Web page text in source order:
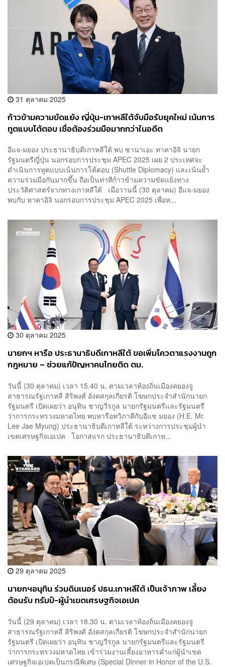
31 ตุลาคม 2025
ก้าวข้ามความขัดแย้ง ญี่ปุ่น-เกาหลีใต้จับมือรับยุคใหม่ เน้นการ
ทูตแบบโต้ตอบ เชื่อต้องร่วมมือมากกว่าในอดีต
อีแจ-มยอง ประธานาธิบดีเกาหลีใต้ พบ ซานาเอะ ทาคาอิจิ นายก
รัฐมนตรีญี่ปุ่น นอกรอบการประชุม APEC 2025 เผย 2 ประเทศจะ
ดำเนินการทูตแบบเน้นการโต้ตอบ (Shuttle Diplomacy) และเน้นย้ำ
ความร่วมมือกันมากขึ้น ถือเป็นท่าทีก้าวข้ามความขัดแย้งทาง
ประวัติศาสตร์จากทางเกาหลีใต้ เมื่อวานนี้ (30 ตุลาคม) อีแจ-มยอง
พบกับ ทาคาอิจิ นอกรอบการประชุม APEC 2025 เพื่อห...
30 ตุลาคม 2025
นายกฯ หารือ ประธานาธิบดีเกาหลีใต้ ขอเพิ่มโควตาแรงงานถูก
กฎหมาย – ช่วยแก้ปัญหาคนไทยติด ตม.
วันนี้ (30 ตุลาคม) เวลา 15.40 น. ตามเวลาท้องถิ่นเมืองคยองจู
สาธารณรัฐเกาหลี สิริพงศ์ อังคสกุลเกียรติ โฆษกประจำสำนักนายก
รัฐมนตรี เปิดเผยว่า อนุทิน ชาญวีรกูล นายกรัฐมนตรีและรัฐมนตรี
ว่าการกระทรวงมหาดไทย พบหารือทวิภาคีกับอีแช มยอง (H.E. Mr.
Lee Jae Myung) ประธานาธิบดีเกาหลีใต้ ระหว่างการประชุมผู้นำ
เขตเศรษฐกิจเอเปค โอกาสแรก ประธานาธิบดีเกาห...
29 ตุลาคม 2025
นายกฯอนุทิน ร่วมดินเนอร์ ปธน.เกาหลีใต้ เป็นเจ้าภาพ เลี้ยง
ต้อนรับ ทรัมป์-ผู้นำเขตเศรษฐกิจเอเปค
วันนี้ (29 ตุลาคม) เวลา 18.30 น. ตามเวลาท้องถิ่นเมืองคยองจู
สาธารณรัฐเกาหลี สิริพงศ์ อังคสกุลเกียรติ โฆษกประจำสำนักนายก
รัฐมนตรี เปิดเผยว่า อนุทิน ชาญวีรกูล นายกรัฐมนตรีและรัฐมนตรี
ว่าการกระทรวงมหาดไทย เข้าร่วมงานเลี้ยงอาหารค่ำแก่ผู้นำเขต
เศรษฐกิจเอเปคเป็นกรณีพิเศษ (Special Dinner in Honor of the U.S.